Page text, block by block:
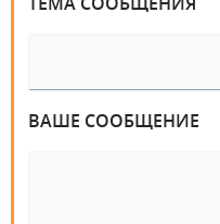
ВАШЕ СООБЩЕНИЕ